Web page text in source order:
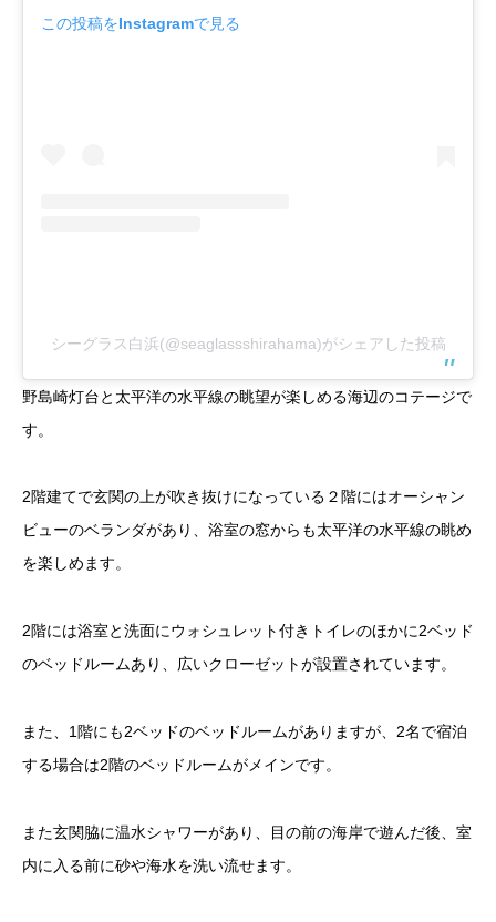
この投稿をInstagramで見る
シーグラス白浜(@seaglassshirahama)がシェアした投稿
野島崎灯台と太平洋の水平線の眺望が楽しめる海辺のコテージで
す。
2階建てで玄関の上が吹き抜けになっている２階にはオーシャン
ビューのベランダがあり、浴室の窓からも太平洋の水平線の眺め
を楽しめます。
2階には浴室と洗面にウォシュレット付きトイレのほかに2ベッド
のベッドルームあり、広いクローゼットが設置されています。
また、1階にも2ベッドのベッドルームがありますが、2名で宿泊
する場合は2階のベッドルームがメインです。
また玄関脇に温水シャワーがあり、目の前の海岸で遊んだ後、室
内に入る前に砂や海水を洗い流せます。